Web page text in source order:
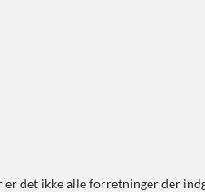
det ikke alle forretninger der